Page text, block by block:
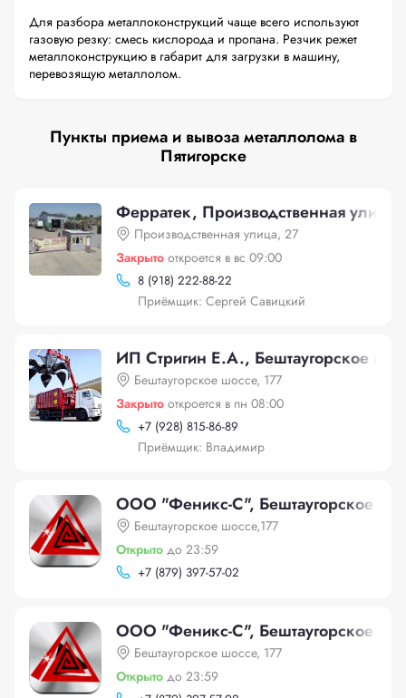
Для разбора металлоконструкций чаще всего используют
газовую резку: смесь кислорода и пропана. Резчик режет
металлоконструкцию в габарит для загрузки в машину,
перевозящую металлолом.
Пункты приема и вывоза металлолома в
Пятигорске
Ферратек, Производственная улица,
Производственная улица, 27
Закрыто откроется в вс 09:00
8 (918) 222-88-22
Приёмщик: Сергей Савицкий
ИП Стригин Е.А., Бештаугорское
Бештаугорское шоссе, 177
Закрыто откроется в пн 08:00
+7 (928) 815-86-89
Приёмщик: Владимир
ООО "Феникс-С", Бештаугорское
Бештаугорское шоссе,177
Открыто до 23:59
+7 (879) 397-57-02
ООО "Феникс-С", Бештаугорское
Бештаугорское шоссе, 177
Открыто до 23:59